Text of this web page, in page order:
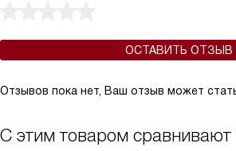
ОСТАВИТЬ ОТЗЫВ
Отзывов пока нет, Ваш отзыв может
С этим товаром сравнивают